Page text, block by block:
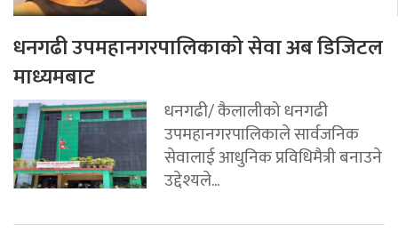
धनगढी उपमहानगरपालिकाको सेवा अब डिजिटल
माध्यमबाट
धनगढी/ कैलालीको धनगढी
उपमहानगरपालिकाले सार्वजनिक
सेवालाई आधुनिक प्रविधिमैत्री बनाउने
उद्देश्यले...